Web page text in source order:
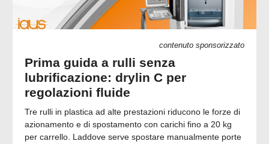
contenuto sponsorizzato
Prima guida a rulli senza
lubrificazione: drylin C per
regolazioni fluide
Tre rulli in plastica ad alte prestazioni riducono le forze di
azionamento e di spostamento con carichi fino a 20 kg
per carrello. Laddove serve spostare manualmente porte